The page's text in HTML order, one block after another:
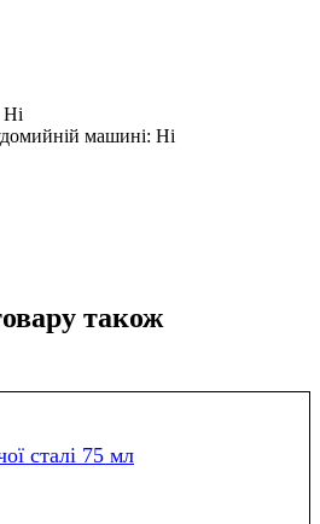
Ні
машині: Ні
також
сталі 75 мл